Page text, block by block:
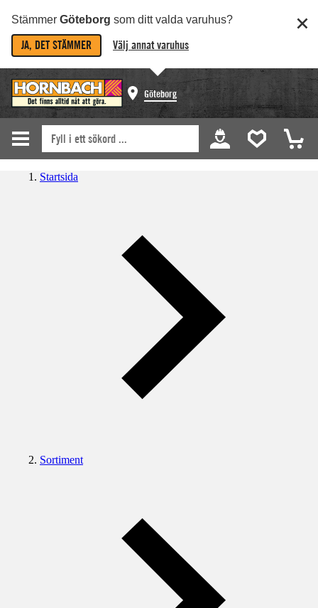
Stämmer Göteborg som ditt valda varuhus?
JA, DET STÄMMER Välj annat varuhus
Göteborg
Startsida
Sortiment